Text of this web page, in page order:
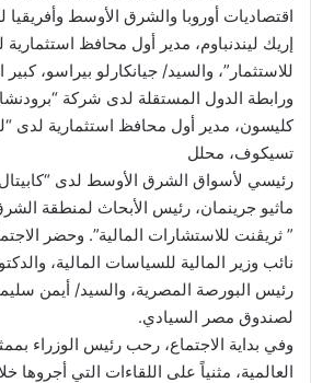
ر
و
ن
ا
اقتصاديات أوروبا والشرق الأوسط وأفريقيا
إريك ليندنباوم، مدير أول محافظ استثمارية
للاستثمار”، والسيد/ جيانكارلو بيراسو، كبير
ورابطة الدول المستقلة لدى شركة
كليسون، مدير أول محافظ استثمارية لدى
تسيكوف، محلل
رئيسي لأسواق الشرق الأوسط لدى “كابيتال
ماثيو جرينمان، رئيس الأبحاث لمنطقة
” ثريڤنت للاستشارات المالية”. وحضر
نائب وزير المالية للسياسات المالية،
رئيس البورصة المصرية، والسيد/ أيمن
لصندوق مصر السيادي.
وفي بداية الاجتماع، رحب رئيس الوزراء
العالمية، مثنياً على اللقاءات التي أجروها